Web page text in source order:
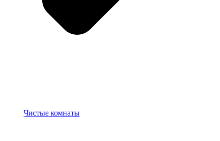
Чистые комнаты